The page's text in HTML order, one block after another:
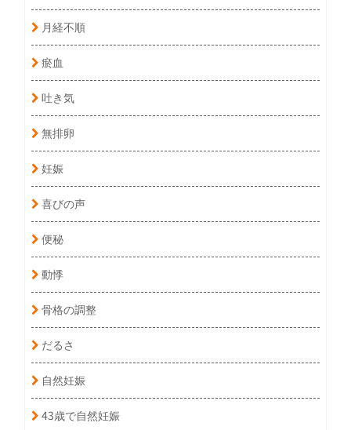
月経不順
瘀血
吐き気
無排卵
妊娠
喜びの声
便秘
動悸
骨格の調整
だるさ
自然妊娠
43歳で自然妊娠